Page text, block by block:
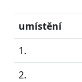
umístění
1.
2.